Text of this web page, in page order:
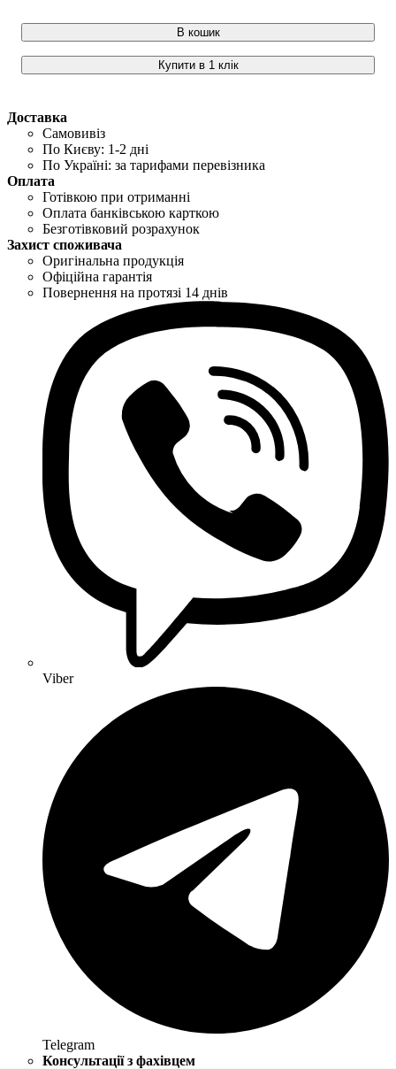
В кошик
Купити в 1 клік
Доставка
Самовивіз
По Києву: 1-2 дні
По Україні: за тарифами перевізника
Оплата
Готівкою при отриманні
Оплата банківською карткою
Безготівковий розрахунок
Захист споживача
Оригінальна продукція
Офіційна гарантія
Повернення на протязі 14 днів
Viber
Telegram
Консультації з фахівцем